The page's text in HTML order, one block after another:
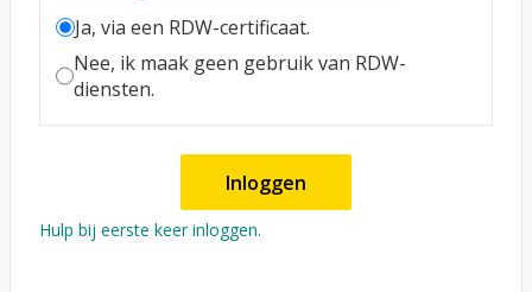
Ja, via een RDW-certificaat.
Nee, ik maak geen gebruik van RDW-
diensten.
Inloggen
Hulp bij eerste keer inloggen.